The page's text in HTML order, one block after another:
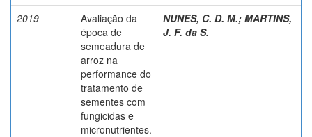
2019
Avaliação da
época de
semeadura de
arroz na
performance do
tratamento de
sementes com
fungicidas e
micronutrientes.
NUNES, C. D. M.; MARTINS,
J. F. da S.